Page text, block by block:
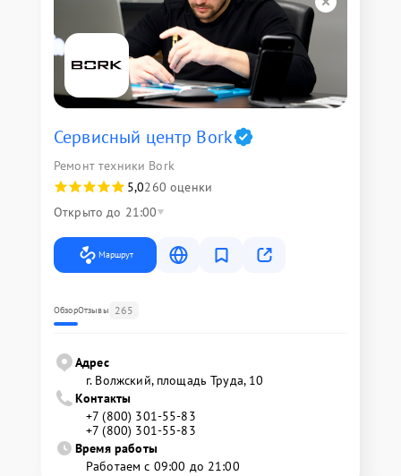
Сервисный центр Bork
Ремонт техники Bork
5,0260 оценки
Открыто до 21:00
Маршрут
ОбзорОтзывы 265
Адрес
г. Волжский, площадь Труда, 10
Контакты
+7 (800) 301-55-83
+7 (800) 301-55-83
Время работы
Работаем с 09:00 до 21:00